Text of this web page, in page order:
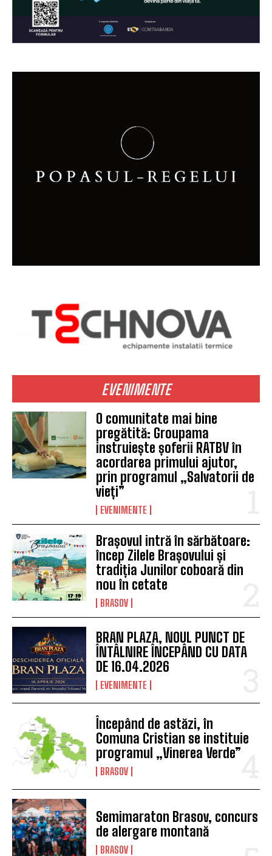
EVENIMENTE
O comunitate mai bine
pregătită: Groupama
instruiește șoferii RATBV în
acordarea primului ajutor,
prin programul „Salvatorii de
vieți”
EVENIMENTE
Brașovul intră în sărbătoare:
încep Zilele Brașovului și
tradiția Junilor coboară din
nou în cetate
BRASOV
BRAN PLAZA, NOUL PUNCT DE
ÎNTÂLNIRE ÎNCEPÂND CU DATA
DE 16.04.2026
EVENIMENTE
Începând de astăzi, în
Comuna Cristian se instituie
programul „Vinerea Verde”
BRASOV
Semimaraton Brasov, concurs
de alergare montană
BRASOV